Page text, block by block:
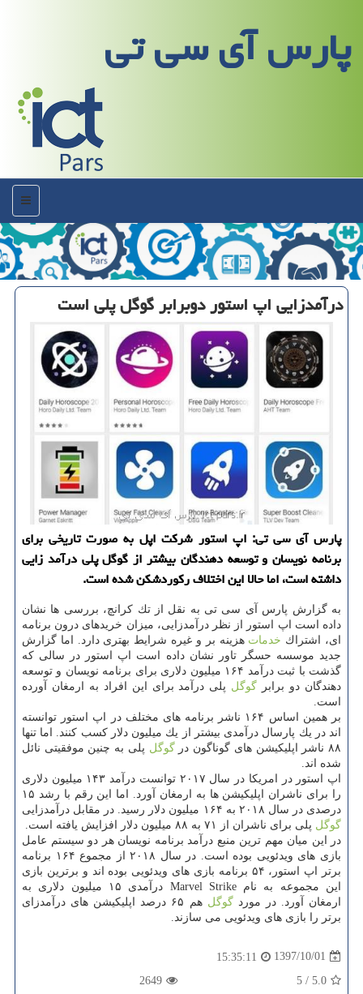
پارس آی سی تی
منو
درآمدزایی اپ استور دوبرابر گوگل پلی است
پارس آی سی تی: اپ استور شركت اپل به صورت تاریخی برای
برنامه نویسان و توسعه دهندگان بیشتر از گوگل پلی درآمد زایی
داشته است، اما حالا این اختلاف ركوردشكن شده است.
به گزارش پارس آی سی تی به نقل از تك كرانچ، بررسی ها نشان
داده است اپ استور از نظر درآمدزایی، میزان خریدهای درون برنامه
ای، اشتراك خدمات هزینه بر و غیره شرایط بهتری دارد. اما گزارش
جدید موسسه حسگر تاور نشان داده است اپ استور در سالی كه
گذشت با ثبت درآمد ۱۶۴ میلیون دلاری برای برنامه نویسان و توسعه
دهندگان دو برابر گوگل پلی درآمد برای این افراد به ارمغان آورده
است.
بر همین اساس ۱۶۴ ناشر برنامه های مختلف در اپ استور توانسته
اند در یك پارسال درآمدی بیشتر از یك میلیون دلار كسب كنند. اما تنها
۸۸ ناشر اپلیكیشن های گوناگون در
گوگل پلی به چنین موفقیتی نائل
شده اند.
اپ استور در امریكا در سال ۲۰۱۷ توانست درآمد ۱۴۳ میلیون دلاری
را برای ناشران اپلیكیشن ها به ارمغان آورد. اما این رقم با رشد ۱۵
درصدی در سال ۲۰۱۸ به ۱۶۴ میلیون دلار رسید. در مقابل درآمدزایی
گوگل پلی برای ناشران از ۷۱ به ۸۸ میلیون دلار افزایش یافته است.
در این میان مهم ترین منبع درآمد برنامه نویسان هر دو سیستم عامل
بازی های ویدئویی بوده است. در سال ۲۰۱۸ از مجموع ۱۶۴ برنامه
برتر اپ استور، ۵۴ برنامه بازی های ویدئویی بوده اند و برترین بازی
این مجموعه به نام Marvel Strike درآمدی ۱۵ میلیون دلاری به
ارمغان آورد. در موردگوگل
هم ۶۵ درصد اپلیكیشن های درآمدزای
برتر را بازی های ویدئویی می سازند.
1397/10/01
15:35:11
5.0
/
5
2649